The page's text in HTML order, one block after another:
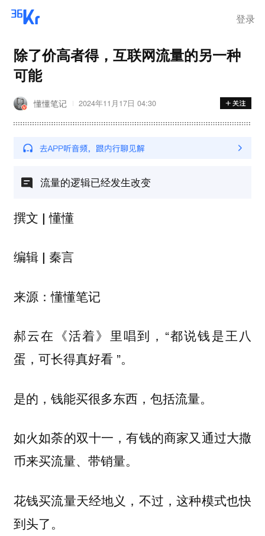
登录
除了价高者得，互联网流量的另一种
可能
懂懂笔记 2024年11月17日 04:30
流量的逻辑已经发生改变
撰文 | 懂懂
编辑 | 秦言
来源：懂懂笔记
郝云在《活着》里唱到，“都说钱是王八
蛋，可长得真好看 ”。
是的，钱能买很多东西，包括流量。
如火如荼的双十一，有钱的商家又通过大撒
币来买流量、带销量。
花钱买流量天经地义，不过，这种模式也快
到头了。